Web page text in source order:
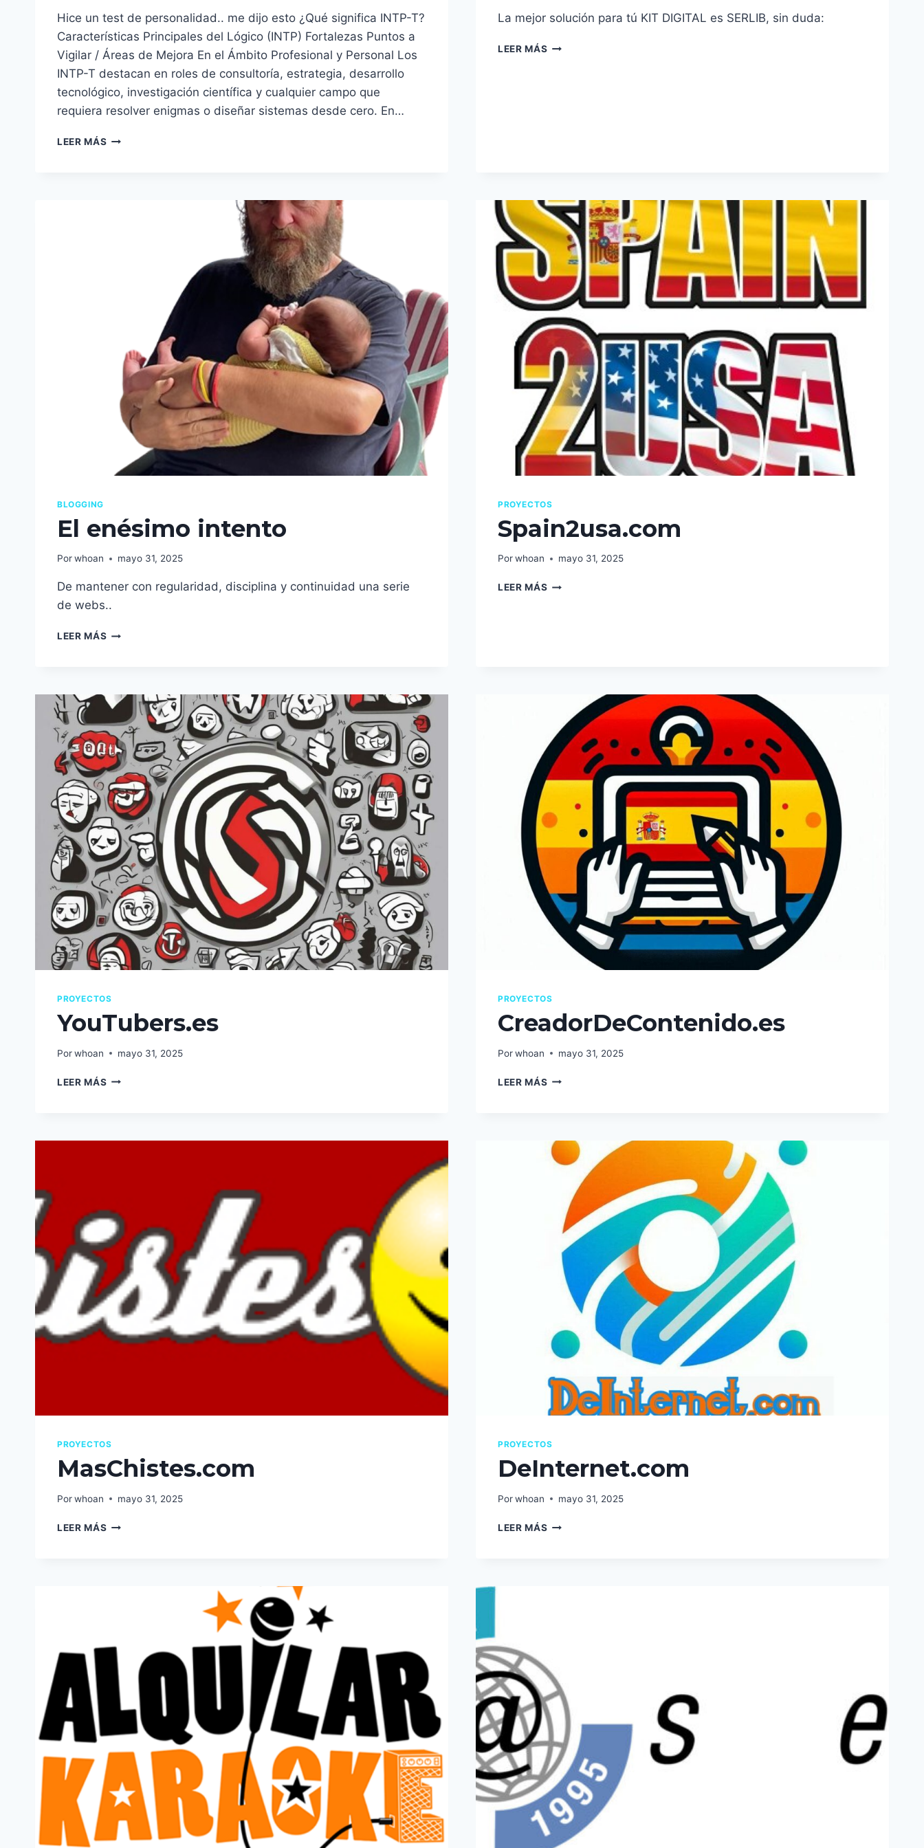
Hice un test de personalidad.. me dijo esto ¿Qué significa INTP-T?
Características Principales del Lógico (INTP) Fortalezas Puntos a
Vigilar / Áreas de Mejora En el Ámbito Profesional y Personal Los
INTP-T destacan en roles de consultoría, estrategia, desarrollo
tecnológico, investigación científica y cualquier campo que
requiera resolver enigmas o diseñar sistemas desde cero. En…
LEER MÁS PERSONALIDAD
La mejor solución para tú KIT DIGITAL es SERLIB, sin duda:
LEER MÁS KIT
BLOGGING
El enésimo intento
Porwhoan mayo 31, 2025
De mantener con regularidad, disciplina y continuidad una serie
de webs..
LEER MÁS EL
PROYECTOS
Spain2usa.com
Porwhoan mayo 31, 2025
LEER MÁS SPAIN2USA.COM
PROYECTOS
YouTubers.es
Porwhoan mayo 31, 2025
LEER MÁS YOUTUBERS.ES
PROYECTOS
CreadorDeContenido.es
Porwhoan mayo 31, 2025
LEER MÁS CREADORDECONTENIDO.ES
PROYECTOS
MasChistes.com
Porwhoan mayo 31, 2025
LEER MÁS MASCHISTES.COM
PROYECTOS
DeInternet.com
Porwhoan mayo 31, 2025
LEER MÁS DEINTERNET.COM